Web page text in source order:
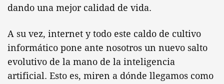
dando una mejor calidad de vida.
A su vez, internet y todo este caldo de cultivo
informático pone ante nosotros un nuevo salto
evolutivo de la mano de la inteligencia
artificial. Esto es, miren a dónde llegamos como